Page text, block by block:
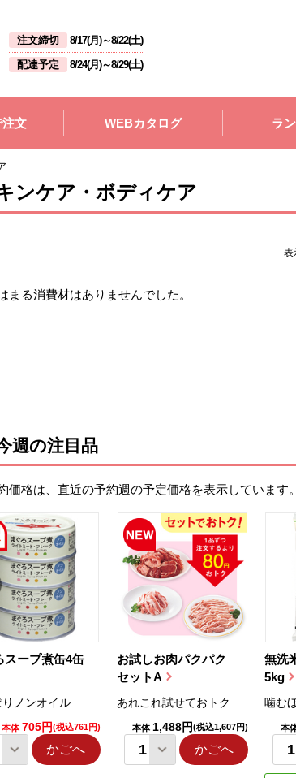
注文締切 8/17(月)～8/22(土)
配達予定
8/24(月)～8/29(土)
文 WEBカタログ ラ
ンケア・ボディケア
表
まる消費材はありませんでした。
週の注目品
価格は、直近の予約週の予定価格を表示しています。
スープ煮缶4缶
りノンオイル
本体 705円(税込761円)
かごへ
お試しお肉パクパク
セットA
あれこれ試せておトク
本体 1,488円(税込1,607円)
かごへ
無洗
5kg
噛む
本